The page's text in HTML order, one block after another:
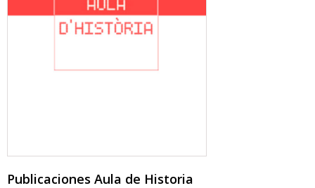
Publicaciones Aula de Historia